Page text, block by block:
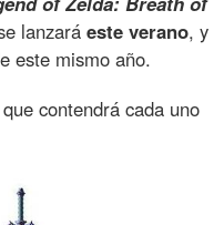
lanzaráeste verano, y
este mismo año.
contendrá cada uno